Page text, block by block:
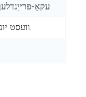
100% עקאָ-
T/T / Paypal / וועסט יוניאן א.א.וו.